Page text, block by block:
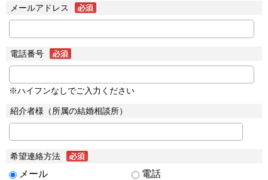
メールアドレス
電話番号
※ハイフンなしでご入力ください
紹介者様（所属の結婚相談所）
希望連絡方法
メール 電話